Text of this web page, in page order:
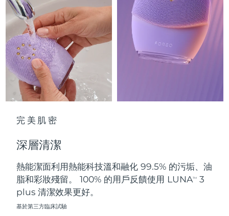
完美肌密
深層清潔
熱能潔面利用熱能科技溫和融化 99.5% 的污垢、油
脂和彩妝殘留。 100% 的用戶反饋使用 LUNATM
3
plus 清潔效果更好。
基於第三方臨床試驗
全部購買
FOREO APP
關於我們
澤西島 預計送達日期8/13/26
哈薩克 8/10/26
科威特 預計送達日期8/8/26
拉脫維亞
中國澳門特別行政區 預計送達日期8/10/26
馬來西亞